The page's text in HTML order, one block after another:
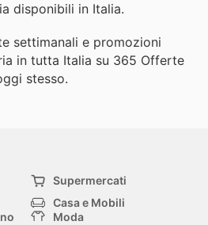
disponibili in Italia.
settimanali e promozioni
in tutta Italia su 365 Offerte
stesso.
Supermercati
Casa e Mobili
Moda